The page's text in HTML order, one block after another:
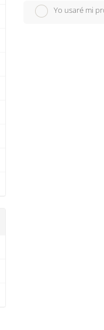
Yo usaré mi